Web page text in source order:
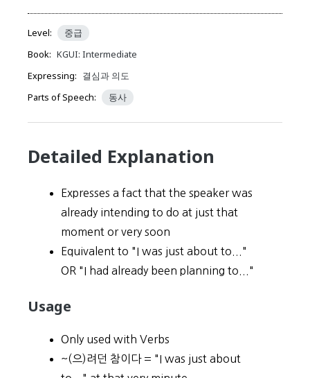
Level:
중급
Book: KGUI: Intermediate
Expressing: 결심과 의도
Parts of Speech:
동사
Detailed Explanation
Expresses a fact that the speaker was
already intending to do at just that
moment or very soon
Equivalent to "I was just about to..."
OR "I had already been planning to..."
Usage
Only used with Verbs
~(으)려던 참이다 = "I was just about